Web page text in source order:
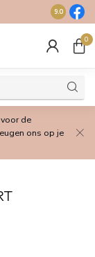
Gratis
9.0
0
de
ons op je